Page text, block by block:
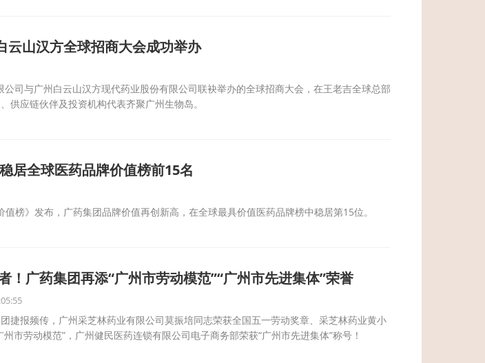
山汉方全球招商大会成功举办
司与广州白云山汉方现代药业股份有限公司联袂举办的全球招商大会，在王老吉全球总部
供应链伙伴及投资机构代表齐聚广州生物岛。
居全球医药品牌价值榜前15名
榜》发布，广药集团品牌价值再创新高，在全球最具价值医药品牌榜中稳居第15位。
！广药集团再添“广州市劳动模范”“广州市先进集体”荣誉
捷报频传，广州采芝林药业有限公司莫振培同志荣获全国五一劳动奖章、采芝林药业黄小
州市劳动模范”，广州健民医药连锁有限公司电子商务部荣获“广州市先进集体”称号！